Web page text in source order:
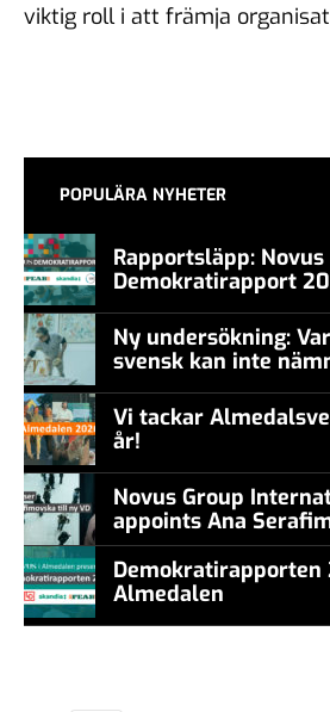
viktig roll i att främja
POPULÄRA NYHETER
Rapportsläpp: Novus
Demokratirapport
Ny undersökning:
svensk kan inte
Vi tackar
år!
Novus Group
appoints Ana
new CEO
Demokratirapporten
Almedalen